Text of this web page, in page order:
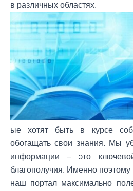
в различных областях.
ые хотят быть в курсе
обогащать свои знания. Мы
информации – это
благополучия. Именно
наш портал максимально